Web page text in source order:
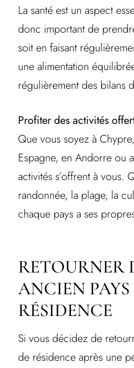
La santé est un aspect
donc important de
soit en faisant
une alimentation
régulièrement des bilans
Profiter des activités
Que vous soyez à
Espagne, en Andorre ou
activités s’offrent à vous.
randonnée, la plage, la
chaque pays a ses
RETOURNER
ANCIEN PAYS
RÉSIDENCE
Si vous décidez de
de résidence après une